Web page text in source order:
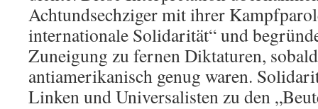
Achtundsechziger mit ihrer
internationale Solidarität“ und
Zuneigung zu fernen Diktaturen,
antiamerikanisch genug waren.
Linken und Universalisten zu den